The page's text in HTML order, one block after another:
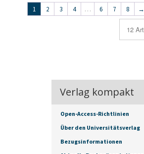
1 2 3 4 … 6 7 8 →
Verlag kompakt
Open-Access-Richtlinien
Über den Universitätsverlag
Bezugsinformationen